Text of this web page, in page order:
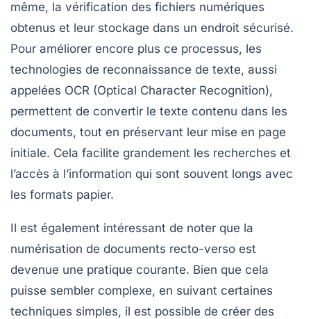
même, la vérification des fichiers numériques
obtenus et leur stockage dans un endroit sécurisé.
Pour améliorer encore plus ce processus, les
technologies de reconnaissance de texte, aussi
appelées OCR (Optical Character Recognition),
permettent de convertir le texte contenu dans les
documents, tout en préservant leur mise en page
initiale. Cela facilite grandement les recherches et
l’accès à l’information qui sont souvent longs avec
les formats papier.
Il est également intéressant de noter que la
numérisation de documents recto-verso est
devenue une pratique courante. Bien que cela
puisse sembler complexe, en suivant certaines
techniques simples, il est possible de créer des